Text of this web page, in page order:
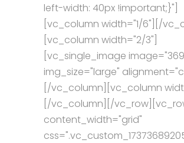
left-width: 40px !important;}"]
[vc_column width="1/6"][/
[vc_column width="2/3"]
[vc_single_image
img_size="large"
[/vc_column][vc_column
[/vc_column][/
content_width="grid"